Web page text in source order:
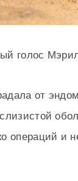
голос
от
операций и